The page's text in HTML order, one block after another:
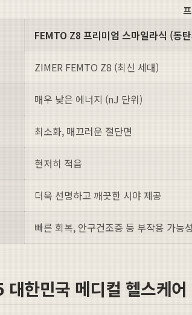
FEMTO Z8 프리미엄 스마일라식 (동
ZIMER FEMTO Z8 (최신 세대)
매우 낮은 에너지 (nJ 단위)
최소화, 매끄러운 절단면
현저히 적음
더욱 선명하고 깨끗한 시야 제공
빠른 회복, 안구건조증 등 부작용 가능
한민국 메디컬 헬스케어